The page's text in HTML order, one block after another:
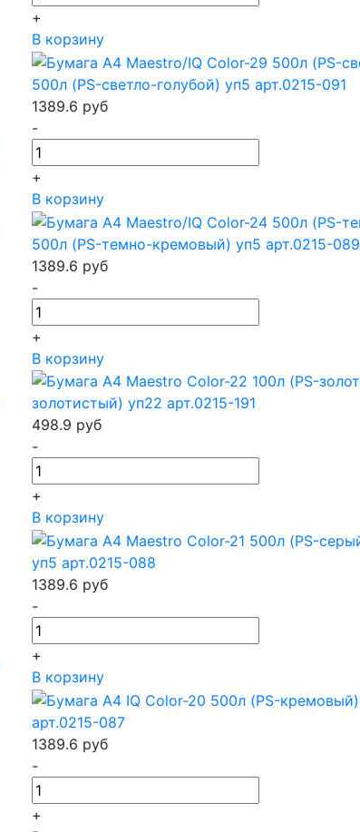
+
В корзину
500л (PS-светло-голубой) уп5 арт.0215-091
1389.6 руб
-
+
В корзину
500л (PS-темно-кремовый) уп5 арт.0215-089
1389.6 руб
-
+
В корзину
золотистый) уп22 арт.0215-191
498.9 руб
-
+
В корзину
уп5 арт.0215-088
1389.6 руб
-
+
В корзину
арт.0215-087
1389.6 руб
-
+